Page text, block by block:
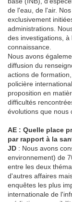
de l'eau, de l'air.
exclusivement
administrations.
des investigations,
connaissance.
Nous avons
diffusion du
actions de
policière
proposition en
difficultés
évolutions que nous
AE : Quelle place
par rapport à la
JD : Nous avons
environnement) de
entre les deux
d'autres affaires
enquêtes les plus
internationale de